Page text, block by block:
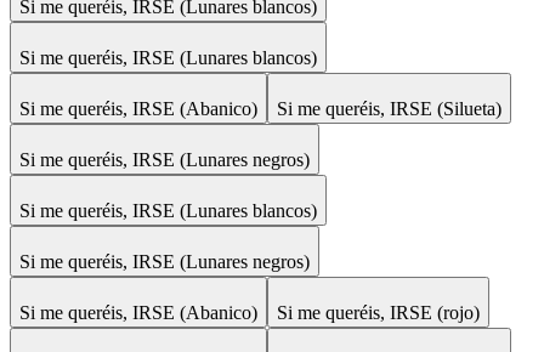
Si me queréis, IRSE (Lunares blancos)
Si me queréis, IRSE (Lunares blancos)
Si me queréis, IRSE (Abanico) Si me queréis, IRSE (Silueta)
Si me queréis, IRSE (Lunares negros)
Si me queréis, IRSE (Lunares blancos)
Si me queréis, IRSE (Lunares negros)
Si me queréis, IRSE (Abanico) Si me queréis, IRSE (rojo)